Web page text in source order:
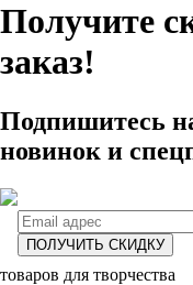
Получите
заказ!
Подпишитесь
новинок и
ПОЛУЧИТЬ СКИДКУ
товаров для творчества